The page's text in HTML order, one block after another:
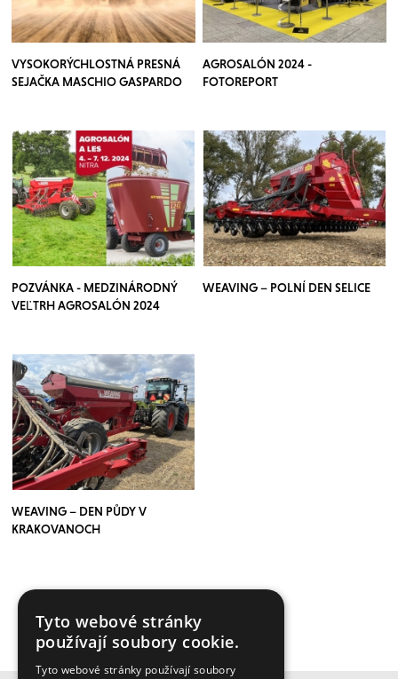
VYSOKORÝCHLOSTNÁ PRESNÁ
SEJAČKA MASCHIO GASPARDO
AGROSALÓN 2024 -
FOTOREPORT
POZVÁNKA - MEDZINÁRODNÝ
VEĽTRH AGROSALÓN 2024
WEAVING – POLNÍ DEN SELICE
WEAVING – DEN PŮDY V
KRAKOVANOCH
VÍCE ČLÁNKŮ ZDE
Tyto webové stránky
používají soubory cookie.
Tyto webové stránky používají soubory